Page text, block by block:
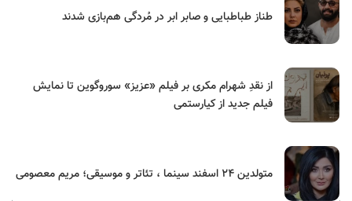
طناز طباطبایی و صابر ابر در مُردگی هم‌بازی شدند
از نقدِ شهرام مکری بر فیلم «عزیز» سوروگوین تا نمایش
فیلم جدید از کیارستمی
متولدین ۲۴ اسفند سینما ، تئاتر و موسیقی؛ مریم معصومی